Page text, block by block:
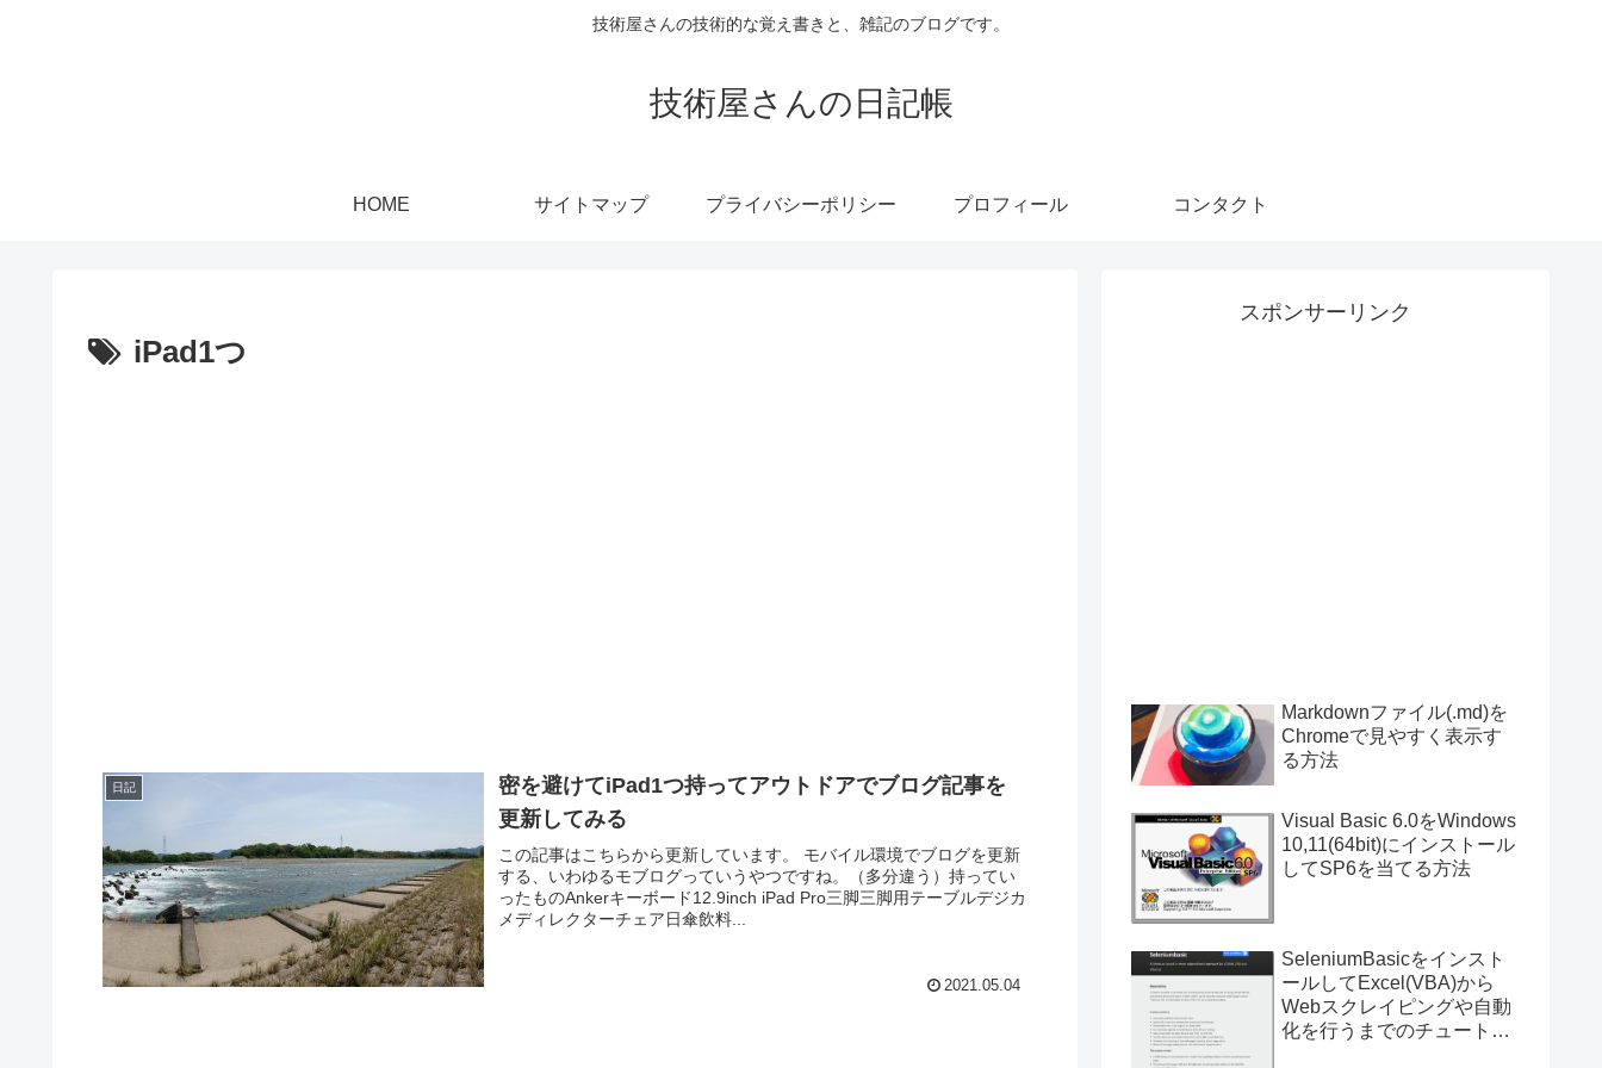
技術屋さんの技術的な覚え書きと、雑記のブログです。
技術屋さんの日記帳
HOME サイトマップ プライバシーポリシー プロフィール コンタクト
iPad1つ
日記
密を避けてiPad1つ持ってアウトドアでブログ記事を
更新してみる
この記事はこちらから更新しています。 モバイル環境でブログを更新
する、いわゆるモブログっていうやつですね。（多分違う）持ってい
ったものAnkerキーボード12.9inch iPad Pro三脚三脚用テーブルデジカ
メディレクターチェア日傘飲料...
2021.05.04
スポンサーリンク
Markdownファイル(.md)を
Chromeで見やすく表示す
る方法
Visual Basic 6.0をWindows
10,11(64bit)にインストール
してSP6を当てる方法
SeleniumBasicをインスト
ールしてExcel(VBA)から
Webスクレイピングや自動
化を行うまでのチュートリ